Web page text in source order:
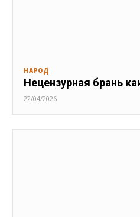
НАРОД
Нецензурная брань
22/04/2026